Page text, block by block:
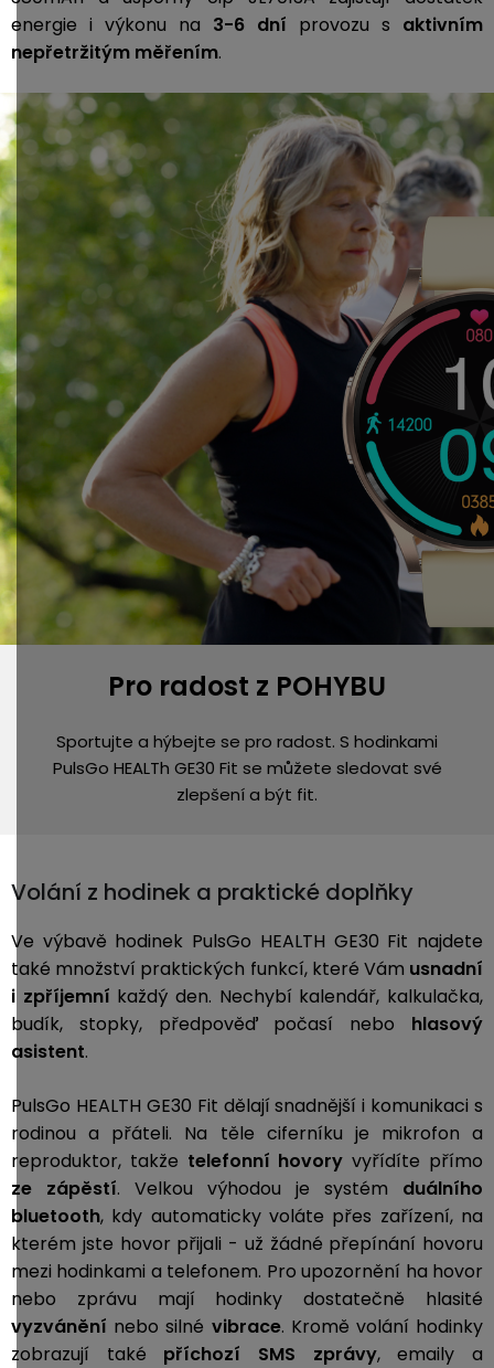
energie i výkonu na 3-6 dní provozu s aktivním
nepřetržitým měřením.
Pro radost z POHYBU
Sportujte a hýbejte se pro radost. S hodinkami
PulsGo HEALTh GE30 Fit se můžete sledovat své
zlepšení a být fit.
Volání z hodinek a praktické doplňky
Ve výbavě hodinek PulsGo HEALTH GE30 Fit najdete
také množství praktických funkcí, které Vám usnadní
i zpříjemní každý den. Nechybí kalendář, kalkulačka,
budík, stopky, předpověď počasí nebo hlasový
asistent.
PulsGo HEALTH GE30 Fit dělají snadnější i komunikaci s
rodinou a přáteli. Na těle ciferníku je mikrofon a
reproduktor, takže telefonní hovory vyřídíte přímo
ze zápěstí. Velkou výhodou je systém duálního
bluetooth, kdy automaticky voláte přes zařízení, na
kterém jste hovor přijali - už žádné přepínání hovoru
mezi hodinkami a telefonem. Pro upozornění ha hovor
nebo zprávu mají hodinky dostatečně hlasité
vyzvánění nebo silné vibrace. Kromě volání hodinky
zobrazují také příchozí SMS zprávy, emaily a